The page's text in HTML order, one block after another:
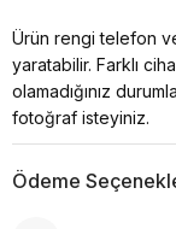
Ürün rengi telefon
yaratabilir. Farklı
olamadığınız
fotoğraf isteyiniz.
Ödeme